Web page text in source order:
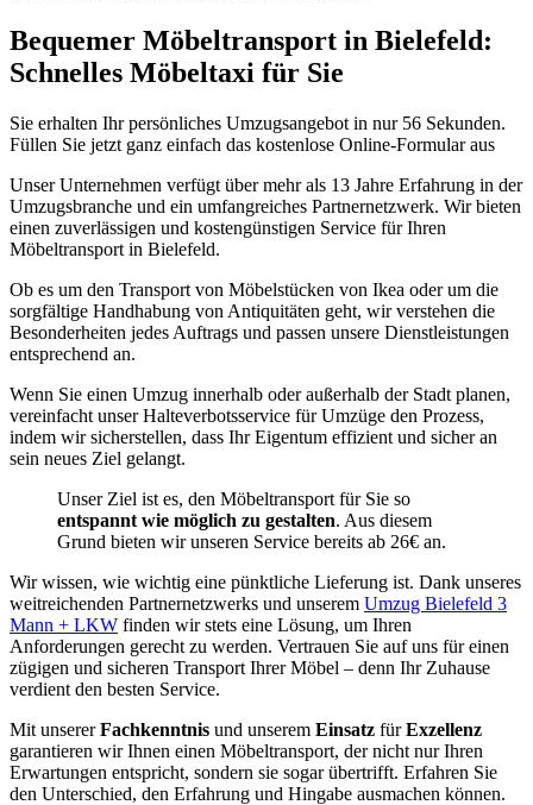
Bequemer Möbeltransport in Bielefeld:
Schnelles Möbeltaxi für Sie
Sie erhalten Ihr persönliches Umzugsangebot in nur 56 Sekunden.
Füllen Sie jetzt ganz einfach das kostenlose Online-Formular aus
Unser Unternehmen verfügt über mehr als 13 Jahre Erfahrung in der
Umzugsbranche und ein umfangreiches Partnernetzwerk. Wir bieten
einen zuverlässigen und kostengünstigen Service für Ihren
Möbeltransport in Bielefeld.
Ob es um den Transport von Möbelstücken von Ikea oder um die
sorgfältige Handhabung von Antiquitäten geht, wir verstehen die
Besonderheiten jedes Auftrags und passen unsere Dienstleistungen
entsprechend an.
Wenn Sie einen Umzug innerhalb oder außerhalb der Stadt planen,
vereinfacht unser Halteverbotsservice für Umzüge den Prozess,
indem wir sicherstellen, dass Ihr Eigentum effizient und sicher an
sein neues Ziel gelangt.
Unser Ziel ist es, den Möbeltransport für Sie so
entspannt wie möglich zu gestalten. Aus diesem
Grund bieten wir unseren Service bereits ab 26€ an.
Wir wissen, wie wichtig eine pünktliche Lieferung ist. Dank unseres
weitreichenden Partnernetzwerks und unserem Umzug Bielefeld 3
Mann + LKW finden wir stets eine Lösung, um Ihren
Anforderungen gerecht zu werden. Vertrauen Sie auf uns für einen
zügigen und sicheren Transport Ihrer Möbel – denn Ihr Zuhause
verdient den besten Service.
Mit unsererFachkenntnis und unserem Einsatz fürExzellenz
garantieren wir Ihnen einen Möbeltransport, der nicht nur Ihren
Erwartungen entspricht, sondern sie sogar übertrifft. Erfahren Sie
den Unterschied, den Erfahrung und Hingabe ausmachen können.